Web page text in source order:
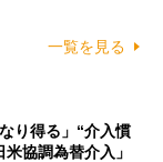
一覧を見る
り得る」“介入慣
協調為替介入」